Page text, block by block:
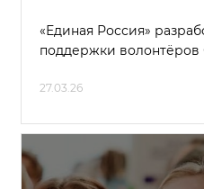
«Единая Россия»
поддержки
27.03.26